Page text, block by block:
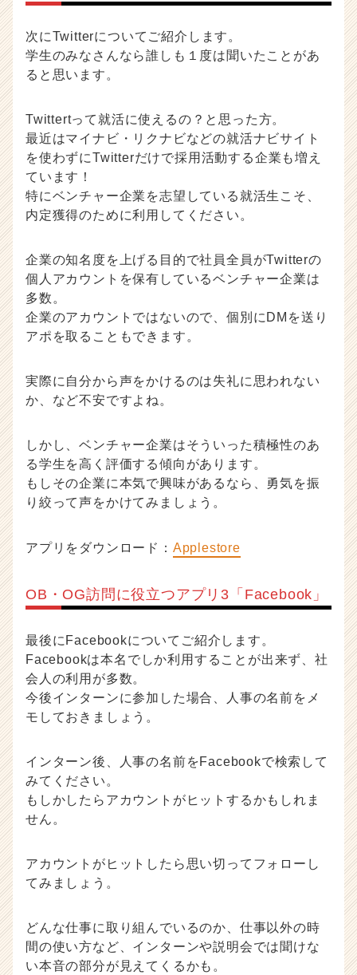
次にTwitterについてご紹介します。
学生のみなさんなら誰しも１度は聞いたことがあ
ると思います。
Twittertって就活に使えるの？と思った方。
最近はマイナビ・リクナビなどの就活ナビサイト
を使わずにTwitterだけで採用活動する企業も増え
ています！
特にベンチャー企業を志望している就活生こそ、
内定獲得のために利用してください。
企業の知名度を上げる目的で社員全員がTwitterの
個人アカウントを保有しているベンチャー企業は
多数。
企業のアカウントではないので、個別にDMを送り
アポを取ることもできます。
実際に自分から声をかけるのは失礼に思われない
か、など不安ですよね。
しかし、ベンチャー企業はそういった積極性のあ
る学生を高く評価する傾向があります。
もしその企業に本気で興味があるなら、勇気を振
り絞って声をかけてみましょう。
アプリをダウンロード： Applestore
OB・OG訪問に役立つアプリ3「Facebook」
最後にFacebookについてご紹介します。
Facebookは本名でしか利用することが出来ず、社
会人の利用が多数。
今後インターンに参加した場合、人事の名前をメ
モしておきましょう。
インターン後、人事の名前をFacebookで検索して
みてください。
もしかしたらアカウントがヒットするかもしれま
せん。
アカウントがヒットしたら思い切ってフォローし
てみましょう。
どんな仕事に取り組んでいるのか、仕事以外の時
間の使い方など、インターンや説明会では聞けな
い本音の部分が見えてくるかも。